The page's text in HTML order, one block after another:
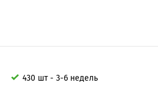
430 шт - 3-6 недель